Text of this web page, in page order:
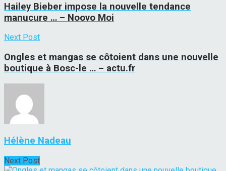
Hailey Bieber impose la nouvelle tendance
manucure … – Noovo Moi
Next Post
Ongles et mangas se côtoient dans une nouvelle
boutique à Bosc-le … – actu.fr
Hélène Nadeau
Next Post